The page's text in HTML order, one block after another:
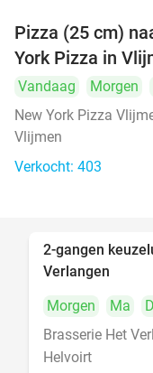
Pizza (25 cm)
York Pizza in
Vandaag Morgen
New York Pizza
Vlijmen
Verkocht: 403
2-gangen
Verlangen
Morgen
Ma
Brasserie Het
Helvoirt